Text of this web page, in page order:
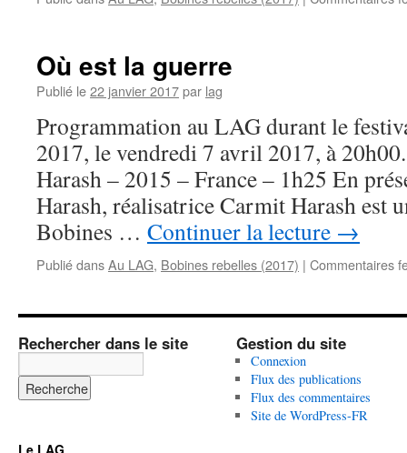
Où est la guerre
Publié le22 janvier 2017par lag
Programmation au LAG durant le
2017, le vendredi 7 avril 2017, à
Harash – 2015 – France – 1h25 En
Harash, réalisatrice Carmit Harash est
Bobines … Continuer la lecture →
Publié dansAu LAG, Bobines rebelles (2017) | Commentaires
Rechercher dans le site Gestion du site
Connexion
Flux des publications
Flux des commentaires
Site de WordPress-FR
Le LAG